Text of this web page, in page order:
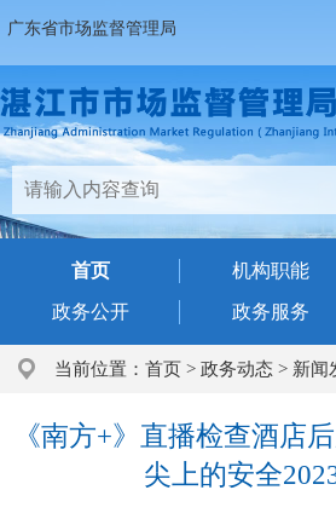
广东省市场监督管理局
首页 机构职能
政务公开
政务服务
当前位置： 首页 > 政务动态 > 新闻
《南方+》直播检查酒店
尖上的安全